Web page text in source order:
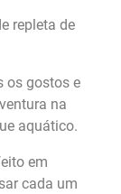
repleta de
os gostos e
na
aquático.
em
cada um